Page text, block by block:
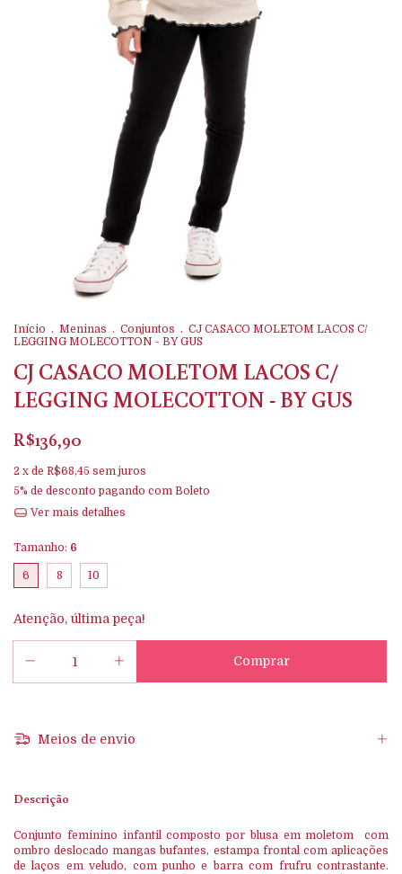
Início . Meninas . Conjuntos . CJ CASACO MOLETOM LACOS C/
LEGGING MOLECOTTON - BY GUS
CJ CASACO MOLETOM LACOS C/
LEGGING MOLECOTTON - BY GUS
R$136,90
2 x de R$68,45 sem juros
5% de desconto pagando com Boleto
Ver mais detalhes
Tamanho: 6
6 8 10
Atenção, última peça!
Meios de envio
Descrição
Conjunto feminino infantil composto por blusa em moletom com
ombro deslocado mangas bufantes, estampa frontal com aplicações
de laços em veludo, com punho e barra com frufru contrastante.